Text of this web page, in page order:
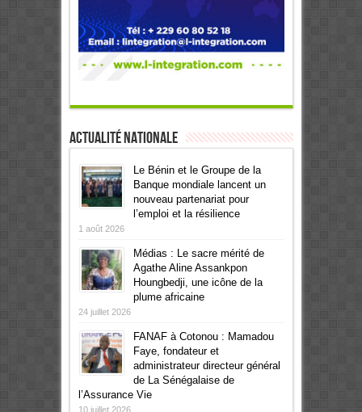
Actualité Nationale
Le Bénin et le Groupe de la
Banque mondiale lancent un
nouveau partenariat pour
l’emploi et la résilience
1 août 2026
Médias : Le sacre mérité de
Agathe Aline Assankpon
Houngbedji, une icône de la
plume africaine
24 juillet 2026
FANAF à Cotonou : Mamadou
Faye, fondateur et
administrateur directeur général
de La Sénégalaise de
l’Assurance Vie
10 juillet 2026